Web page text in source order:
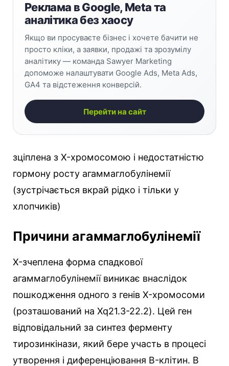
Реклама в Google, Meta та
аналітика без хаосу
Якщо ви просуваєте бізнес і хочете бачити не
просто кліки, а заявки, продажі та зрозумілу
аналітику — команда Sawyer Marketing
допоможе налаштувати Google Ads, Meta Ads,
GA4 та відстеження конверсій.
Перейти на сайт
зціплена з X-хромосомою і недостатністю
гормону росту агаммаглобулінемії
(зустрічається вкрай рідко і тільки у
хлопчиків)
Причини агаммаглобулінемії
X-зчеплена форма спадкової
агаммаглобулінемії виникає внаслідок
пошкодження одного з генів X-хромосоми
(розташований на Xq21.3-22.2). Цей ген
відповідальний за синтез ферменту
тирозинкінази, який бере участь в процесі
утворення і диференціювання B-клітин. В